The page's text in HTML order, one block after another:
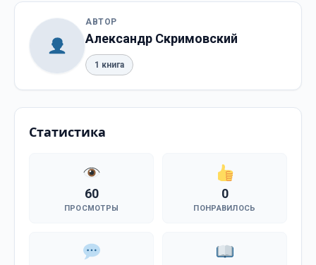
АВТОР
Александр Скримовский
1 книга
Статистика
60
ПРОСМОТРЫ
0
ПОНРАВИЛОСЬ